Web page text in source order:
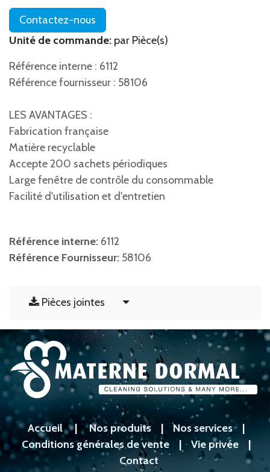
Contactez-nous
Unité de commande: par Pièce(s)
Référence interne : 6112
Référence fournisseur : 58106
LES AVANTAGES :
Fabrication française
Matière recyclable
Accepte 200 sachets périodiques
Large fenêtre de contrôle du consommable
Facilité d'utilisation et d'entretien
Référence interne: 6112
Référence Fournisseur: 58106
Pièces jointes
Accueil|Nos produits|Nos services|
Conditions générales de vente | Vie privée |
Contact